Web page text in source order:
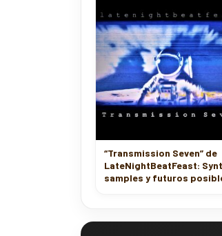
“Transmission Seven” de
LateNightBeatFeast:
samples y futuros